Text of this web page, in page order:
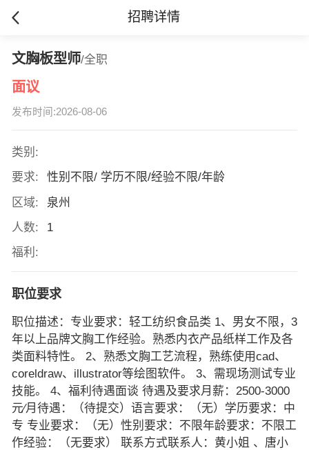
招聘详情
文胸板型师/全职
面议
发布时间:2026-08-06
类别:
要求:
性别不限/ 学历不限/经验不限/年龄
区域:
泉州
人数:
1
福利:
职位要求
职位描述：专业要求：轻工纺织食品类 1、男女不限，3
年以上品牌文胸工作经验。熟悉内衣产品纸样工作及各
类面料特性。 2、熟悉文胸工艺流程，熟练使用cad、
coreldraw、illustrator等绘图软件。 3、需现场测试专业
技能。 4、福利待遇面谈 待遇及要求月薪：2500-3000
元∕月待遇：（待提交）语言要求：（无）学历要求：中
专 专业要求：（无）性别要求：不限年龄要求：不限工
作经验：（无要求） 联系方式联系人：黄小姐 、唐小